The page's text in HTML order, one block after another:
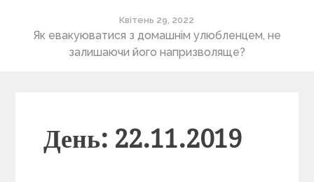
Квітень 29, 2022
Як евакуюватися з домашнім улюбленцем, не
залишаючи його напризволяще?
День: 22.11.2019